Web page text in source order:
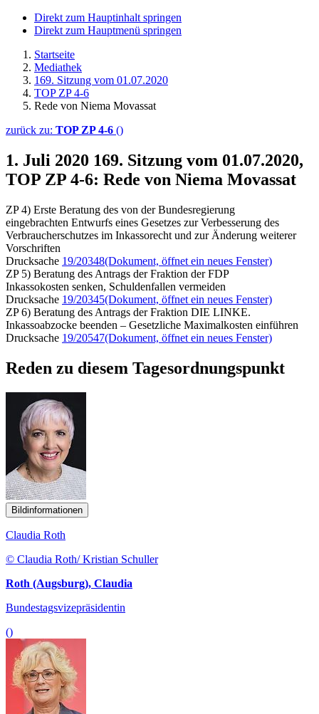
Direkt zum Hauptinhalt springen
Direkt zum Hauptmenü springen
Startseite
Mediathek
169. Sitzung vom 01.07.2020
TOP ZP 4-6
Rede von Niema Movassat
zurück zu: TOP ZP 4-6 ()
1. Juli 2020 169. Sitzung vom 01.07.2020,
TOP ZP 4-6: Rede von Niema Movassat
ZP 4) Erste Beratung des von der Bundesregierung
eingebrachten Entwurfs eines Gesetzes zur Verbesserung des
Verbraucherschutzes im Inkassorecht und zur Änderung weiterer
Vorschriften
Drucksache 19/20348(Dokument, öffnet ein neues Fenster)
ZP 5) Beratung des Antrags der Fraktion der FDP
Inkassokosten senken, Schuldenfallen vermeiden
Drucksache 19/20345(Dokument, öffnet ein neues Fenster)
ZP 6) Beratung des Antrags der Fraktion DIE LINKE.
Inkassoabzocke beenden – Gesetzliche Maximalkosten einführen
Drucksache 19/20547(Dokument, öffnet ein neues Fenster)
Reden zu diesem Tagesordnungspunkt
Bildinformationen
Claudia Roth
© Claudia Roth/ Kristian Schuller
Roth (Augsburg), Claudia
Bundestagsvizepräsidentin
()